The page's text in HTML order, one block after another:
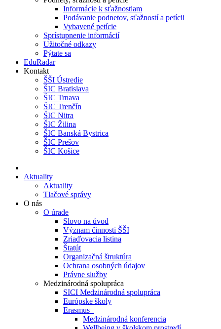
Informácie k sťažnostiam
Podávanie podnetov, sťažností a petícii
Vybavené petície
Sprístupnenie informácií
Užitočné odkazy
Pýtate sa
EduRadar
Kontakt
ŠŠI Ústredie
ŠIC Bratislava
ŠIC Trnava
ŠIC Trenčín
ŠIC Nitra
ŠIC Žilina
ŠIC Banská Bystrica
ŠIC Prešov
ŠIC Košice
Aktuality
Aktuality
Tlačové správy
O nás
O úrade
Slovo na úvod
Význam činnosti ŠŠI
Zriaďovacia listina
Štatút
Organizačná štruktúra
Ochrana osobných údajov
Právne služby
Medzinárodná spolupráca
SICI Medzinárodná spolupráca
Európske školy
Erasmus+
Medzinárodná konferencia